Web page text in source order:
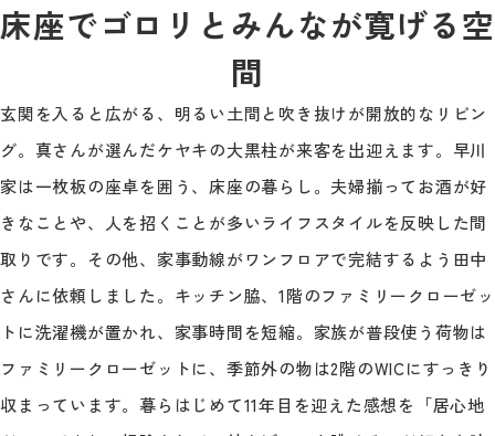
床座でゴロリとみんなが寛げる空
間
玄関を入ると広がる、明るい土間と吹き抜けが開放的なリビン
グ。真さんが選んだケヤキの大黒柱が来客を出迎えます。早川
家は一枚板の座卓を囲う、床座の暮らし。夫婦揃ってお酒が好
きなことや、人を招くことが多いライフスタイルを反映した間
取りです。その他、家事動線がワンフロアで完結するよう田中
さんに依頼しました。キッチン脇、1階のファミリークローゼッ
トに洗濯機が置かれ、家事時間を短縮。家族が普段使う荷物は
ファミリークローゼットに、季節外の物は2階のWICにすっきり
収まっています。暮らはじめて11年目を迎えた感想を「居心地